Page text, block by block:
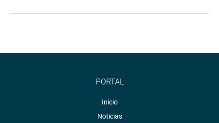
PORTAL
Inicio
Noticias